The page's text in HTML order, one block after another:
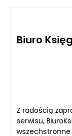
Biuro
Z radością
serwisu,
wszechstronne